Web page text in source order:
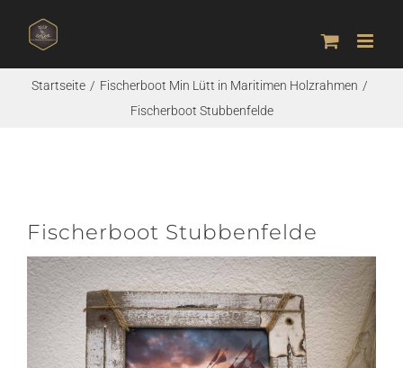
Inhalt
springen
Startseite
Fischerboot Min Lütt in Maritimen Holzrahmen
Fischerboot Stubbenfelde
Fischerboot Stubbenfelde